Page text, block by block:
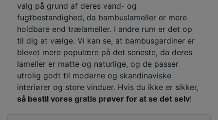
valg på grund af deres vand- og
fugtbestandighed, da bambuslameller er mere
holdbare end trælameller. I andre rum er det op
til dig at vælge. Vi kan se, at bambusgardiner er
blevet mere populære på det seneste, da deres
lameller er matte og naturlige, og de passer
utrolig godt til moderne og skandinaviske
interiører og store vinduer. Hvis du ikke er sikker,
så bestil vores gratis prøver for at se det selv!